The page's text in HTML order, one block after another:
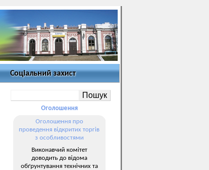
Соціальний захист
Оголошення
Оголошення про
проведення відкритих торгів
з особливостями
Виконавчий комітет
доводить до відома
обґрунтування технічних та